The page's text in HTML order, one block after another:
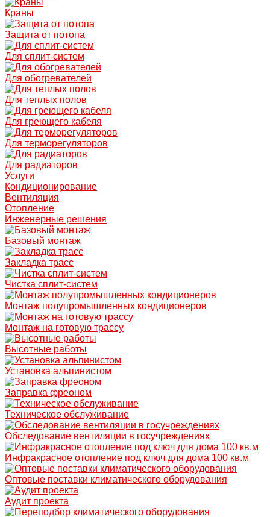
Краны
Защита от потопа
Для сплит-систем
Для обогревателей
Для теплых полов
Для греющего кабеля
Для терморегуляторов
Для радиаторов
Услуги
Кондиционирование
Вентиляция
Отопление
Инженерные решения
Базовый монтаж
Закладка трасс
Чистка сплит-систем
Монтаж полупромышленных кондиционеров
Монтаж на готовую трассу
Высотные работы
Установка альпинистом
Заправка фреоном
Техническое обслуживание
Обследование вентиляции в госучреждениях
Инфракрасное отопление под ключ для дома 100 кв.м
Оптовые поставки климатического оборудования
Аудит проекта